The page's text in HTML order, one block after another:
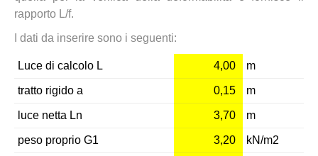
rapporto L/f.
I dati da inserire sono i seguenti:
Luce di calcolo L 4,00 m
tratto rigido a 0,15 m
luce netta Ln 3,70 m
peso proprio G1 3,20 kN/m2